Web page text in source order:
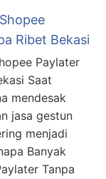
Ribet Bekasi
Paylater
Saat
mendesak
jasa gestun
menjadi
Banyak
Tanpa